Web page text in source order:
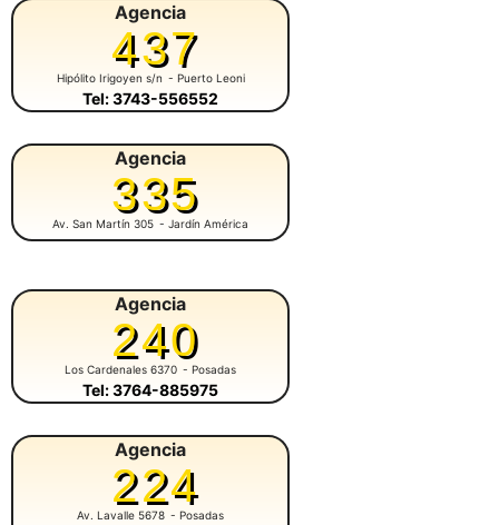
Agencia
437
Hipólito Irigoyen s/n - Puerto Leoni
Tel: 3743-556552
Agencia
335
Av. San Martín 305 - Jardín América
Agencia
240
Los Cardenales 6370 - Posadas
Tel: 3764-885975
Agencia
224
Av. Lavalle 5678 - Posadas